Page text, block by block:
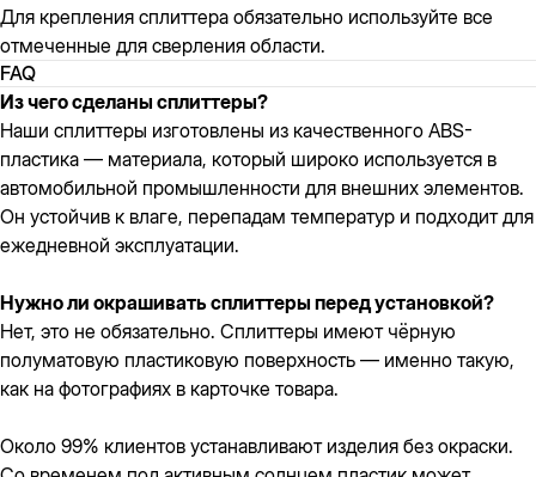
Для крепления сплиттера обязательно используйте все
отмеченные для сверления области.
FAQ
Из чего сделаны сплиттеры?
Наши сплиттеры изготовлены из качественного ABS-
пластика — материала, который широко используется в
автомобильной промышленности для внешних элементов.
Он устойчив к влаге, перепадам температур и подходит для
ежедневной эксплуатации.
Нужно ли окрашивать сплиттеры перед установкой?
Нет, это не обязательно. Сплиттеры имеют чёрную
полуматовую пластиковую поверхность — именно такую,
как на фотографиях в карточке товара.
Около 99% клиентов устанавливают изделия без окраски.